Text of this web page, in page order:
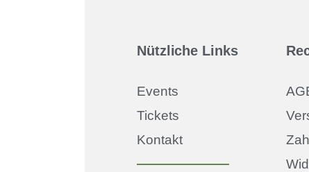
Nützliche Links
Events
Tickets
Kontakt